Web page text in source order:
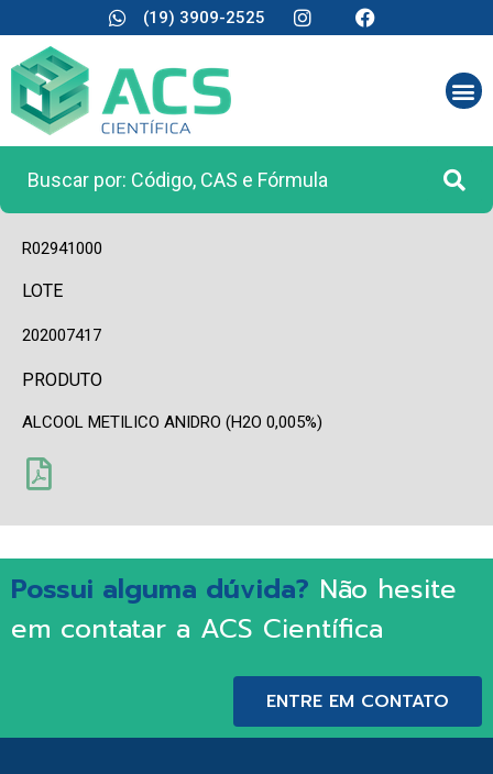
(19) 3909-2525
R02941000
LOTE
202007417
PRODUTO
ALCOOL METILICO ANIDRO (H2O 0,005%)
Possui alguma dúvida? Não hesite
em contatar a ACS Científica
ENTRE EM CONTATO